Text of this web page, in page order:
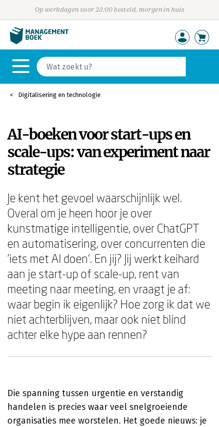
Op werkdagen voor 23:00 besteld, morgen in huis
Digitalisering en technologie
AI-boeken voor start-ups en
scale-ups: van experiment naar
strategie
Je kent het gevoel waarschijnlijk wel.
Overal om je heen hoor je over
kunstmatige intelligentie, over ChatGPT
en automatisering, over concurrenten die
'iets met AI doen'. En jij? Jij werkt keihard
aan je start-up of scale-up, rent van
meeting naar meeting, en vraagt je af:
waar begin ik eigenlijk? Hoe zorg ik dat we
niet achterblijven, maar ook niet blind
achter elke hype aan rennen?
Die spanning tussen urgentie en verstandig
handelen is precies waar veel snelgroeiende
organisaties mee worstelen. Het goede nieuws: je